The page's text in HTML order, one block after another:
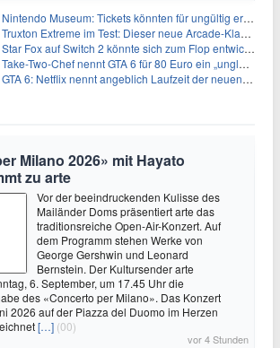
Nintendo Museum: Tickets könnten für ungültig erklärt werden!
Truxton Extreme im Test: Dieser neue Arcade-Klassiker verzeiht dir gar nichts
Star Fox auf Switch 2 könnte sich zum Flop entwickeln
Take-Two-Chef nennt GTA 6 für 80 Euro ein „unglaubliches Schnäppchen“
GTA 6: Netflix nennt angeblich Laufzeit der neuen Gameplay-Präsentation
Milano 2026» mit Hayato
zu arte
Vor der beeindruckenden Kulisse des
Mailänder Doms präsentiert arte das
traditionsreiche Open-Air-Konzert. Auf
dem Programm stehen Werke von
George Gershwin und Leonard
Bernstein. Der Kultursender arte
6. September, um 17.45 Uhr die
des «Concerto per Milano». Das Konzert
2026 auf der Piazza del Duomo im Herzen
[…] (00)
vor 4 Stunden